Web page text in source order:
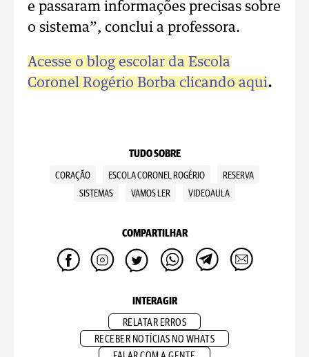
e passaram informações precisas sobre
o sistema”, conclui a professora.
Acesse o blog escolar da Escola
Coronel Rogério Borba clicando aqui.
TUDO SOBRE
CORAÇÃO ESCOLA CORONEL ROGÉRIO
RESERVA
SISTEMAS
VAMOS LER VIDEOAULA
COMPARTILHAR
INTERAGIR
RELATAR ERROS
RECEBER NOTÍCIAS NO WHATS